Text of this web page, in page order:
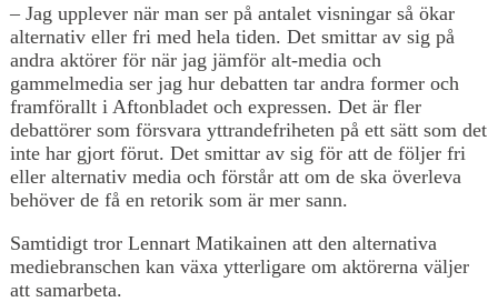
– Jag upplever när man ser på antalet visningar så ökar
alternativ eller fri med hela tiden. Det smittar av sig på
andra aktörer för när jag jämför alt-media och
gammelmedia ser jag hur debatten tar andra former och
framförallt i Aftonbladet och expressen. Det är fler
debattörer som försvara yttrandefriheten på ett sätt som det
inte har gjort förut. Det smittar av sig för att de följer fri
eller alternativ media och förstår att om de ska överleva
behöver de få en retorik som är mer sann.
Samtidigt tror Lennart Matikainen att den alternativa
mediebranschen kan växa ytterligare om aktörerna väljer
att samarbeta.